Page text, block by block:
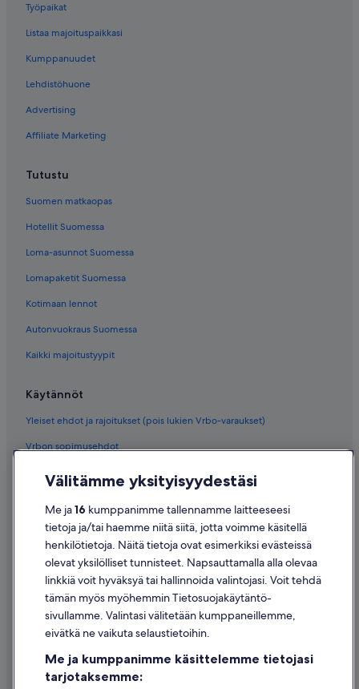
Työpaikat
Listaa majoituspaikkasi
Kumppanuudet
Lehdistöhuone
Advertising
Affiliate Marketing
Tutustu
Suomen matkaopas
Hotellit Suomessa
Loma-asunnot Suomessa
Lomapaketit Suomessa
Kotimaan lennot
Autonvuokraus Suomessa
Kaikki majoitustyypit
Käytännöt
Yleiset ehdot ja rajoitukset (pois lukien Vrbo-varaukset)
Vrbon sopimusehdot
Saavutettavuus
Evästeet
Käyttöehdot
Oikeudelliset tiedot / ota meihin yhteyttä
Sisältövaatimukset ja ilmoituksen tekeminen sisällöstä
Tuki
Ota yhteyttä
Välitämme yksityisyydestäsi
Me ja16 kumppanimme tallennamme laitteeseesi
tietoja ja/tai haemme niitä siitä, jotta voimme käsitellä
henkilötietoja. Näitä tietoja ovat esimerkiksi evästeissä
olevat yksilölliset tunnisteet. Napsauttamalla alla olevaa
linkkiä voit hyväksyä tai hallinnoida valintojasi. Voit tehdä
tämän myös myöhemmin Tietosuojakäytäntö-
sivullamme. Valintasi välitetään kumppaneillemme,
eivätkä ne vaikuta selaustietoihin.
Me ja kumppanimme käsittelemme tietojasi
tarjotaksemme: